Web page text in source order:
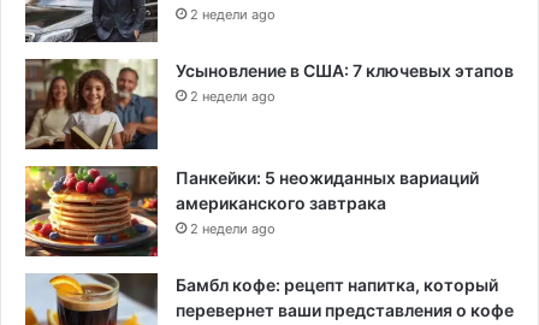
2 недели ago
Усыновление в США: 7 ключевых этапов
2 недели ago
Панкейки: 5 неожиданных вариаций
американского завтрака
2 недели ago
Бамбл кофе: рецепт напитка, который
перевернет ваши представления о кофе